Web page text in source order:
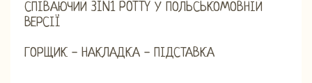
СПІВАЮЧИЙ 3IN1 POTTY У ПОЛЬСЬКОМОВНІЙ
ВЕРСІЇ
ГОРЩИК - НАКЛАДКА - ПІДСТАВКА